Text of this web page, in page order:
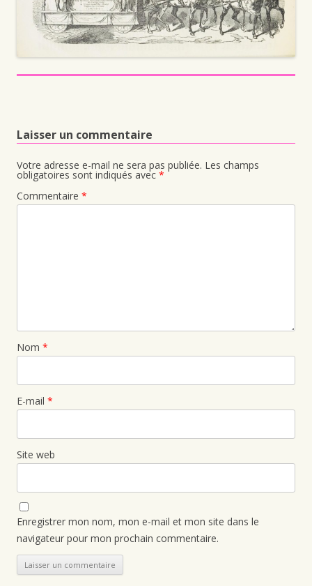
Laisser un commentaire
Votre adresse e-mail ne sera pas publiée. Les champs
obligatoires sont indiqués avec *
Commentaire *
Nom *
E-mail *
Site web
Enregistrer mon nom, mon e-mail et mon site dans le
navigateur pour mon prochain commentaire.